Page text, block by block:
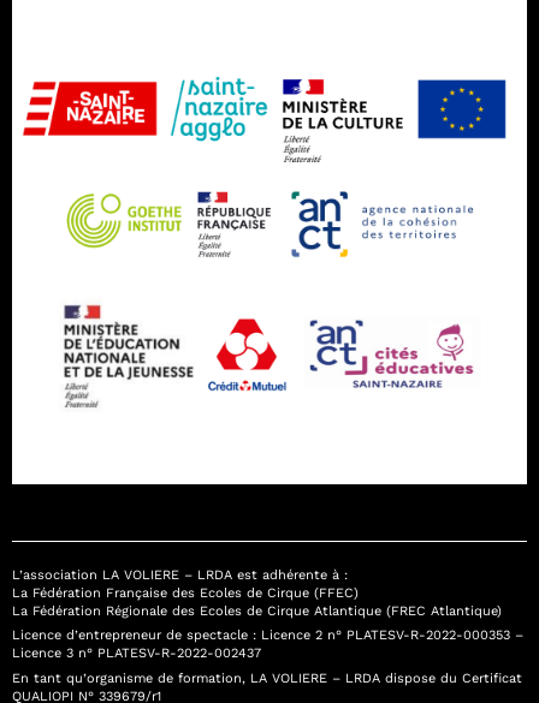
L’association LA VOLIERE – LRDA est adhérente à :
La Fédération Française des Ecoles de Cirque (FFEC)
La Fédération Régionale des Ecoles de Cirque Atlantique (FREC Atlantique)
Licence d’entrepreneur de spectacle : Licence 2 n° PLATESV-R-2022-000353 –
Licence 3 n° PLATESV-R-2022-002437
En tant qu’organisme de formation, LA VOLIERE – LRDA dispose du Certificat
QUALIOPI N° 339679/r1